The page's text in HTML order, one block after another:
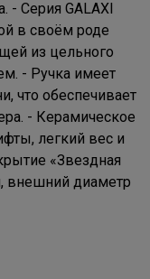
- Серия GALAXI
в своём роде
из цельного
- Ручка имеет
что обеспечивает
- Керамическое
легкий вес и
«Звездная
внешний диаметр